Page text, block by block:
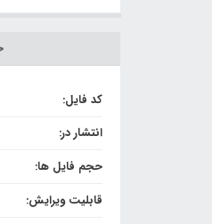
کد فایل:
انتشار در:
حجم فایل ها:
قابلیت ویرایش: